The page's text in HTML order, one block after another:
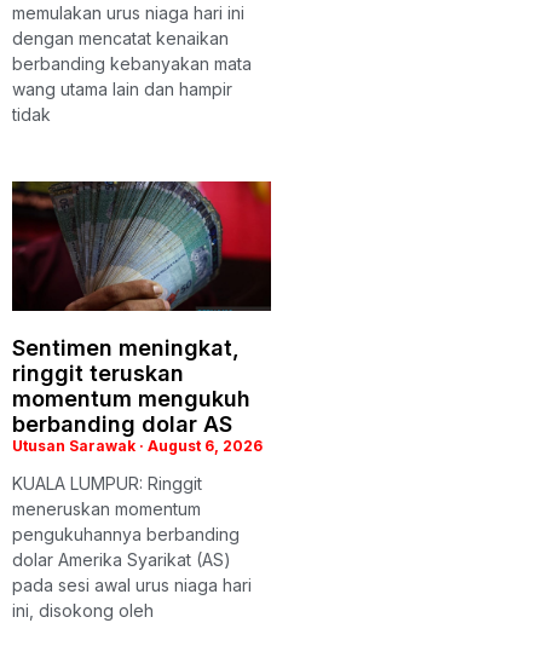
memulakan urus niaga hari ini
dengan mencatat kenaikan
berbanding kebanyakan mata
wang utama lain dan hampir
tidak
Sentimen meningkat,
ringgit teruskan
momentum mengukuh
berbanding dolar AS
Utusan Sarawak August 6, 2026
KUALA LUMPUR: Ringgit
meneruskan momentum
pengukuhannya berbanding
dolar Amerika Syarikat (AS)
pada sesi awal urus niaga hari
ini, disokong oleh